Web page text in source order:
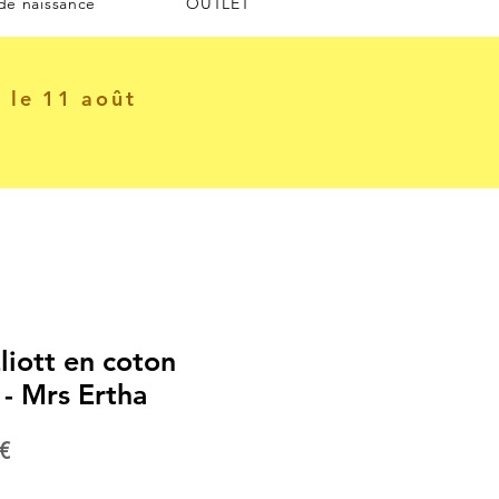
le 11 août
en coton
Mrs Ertha
Prix